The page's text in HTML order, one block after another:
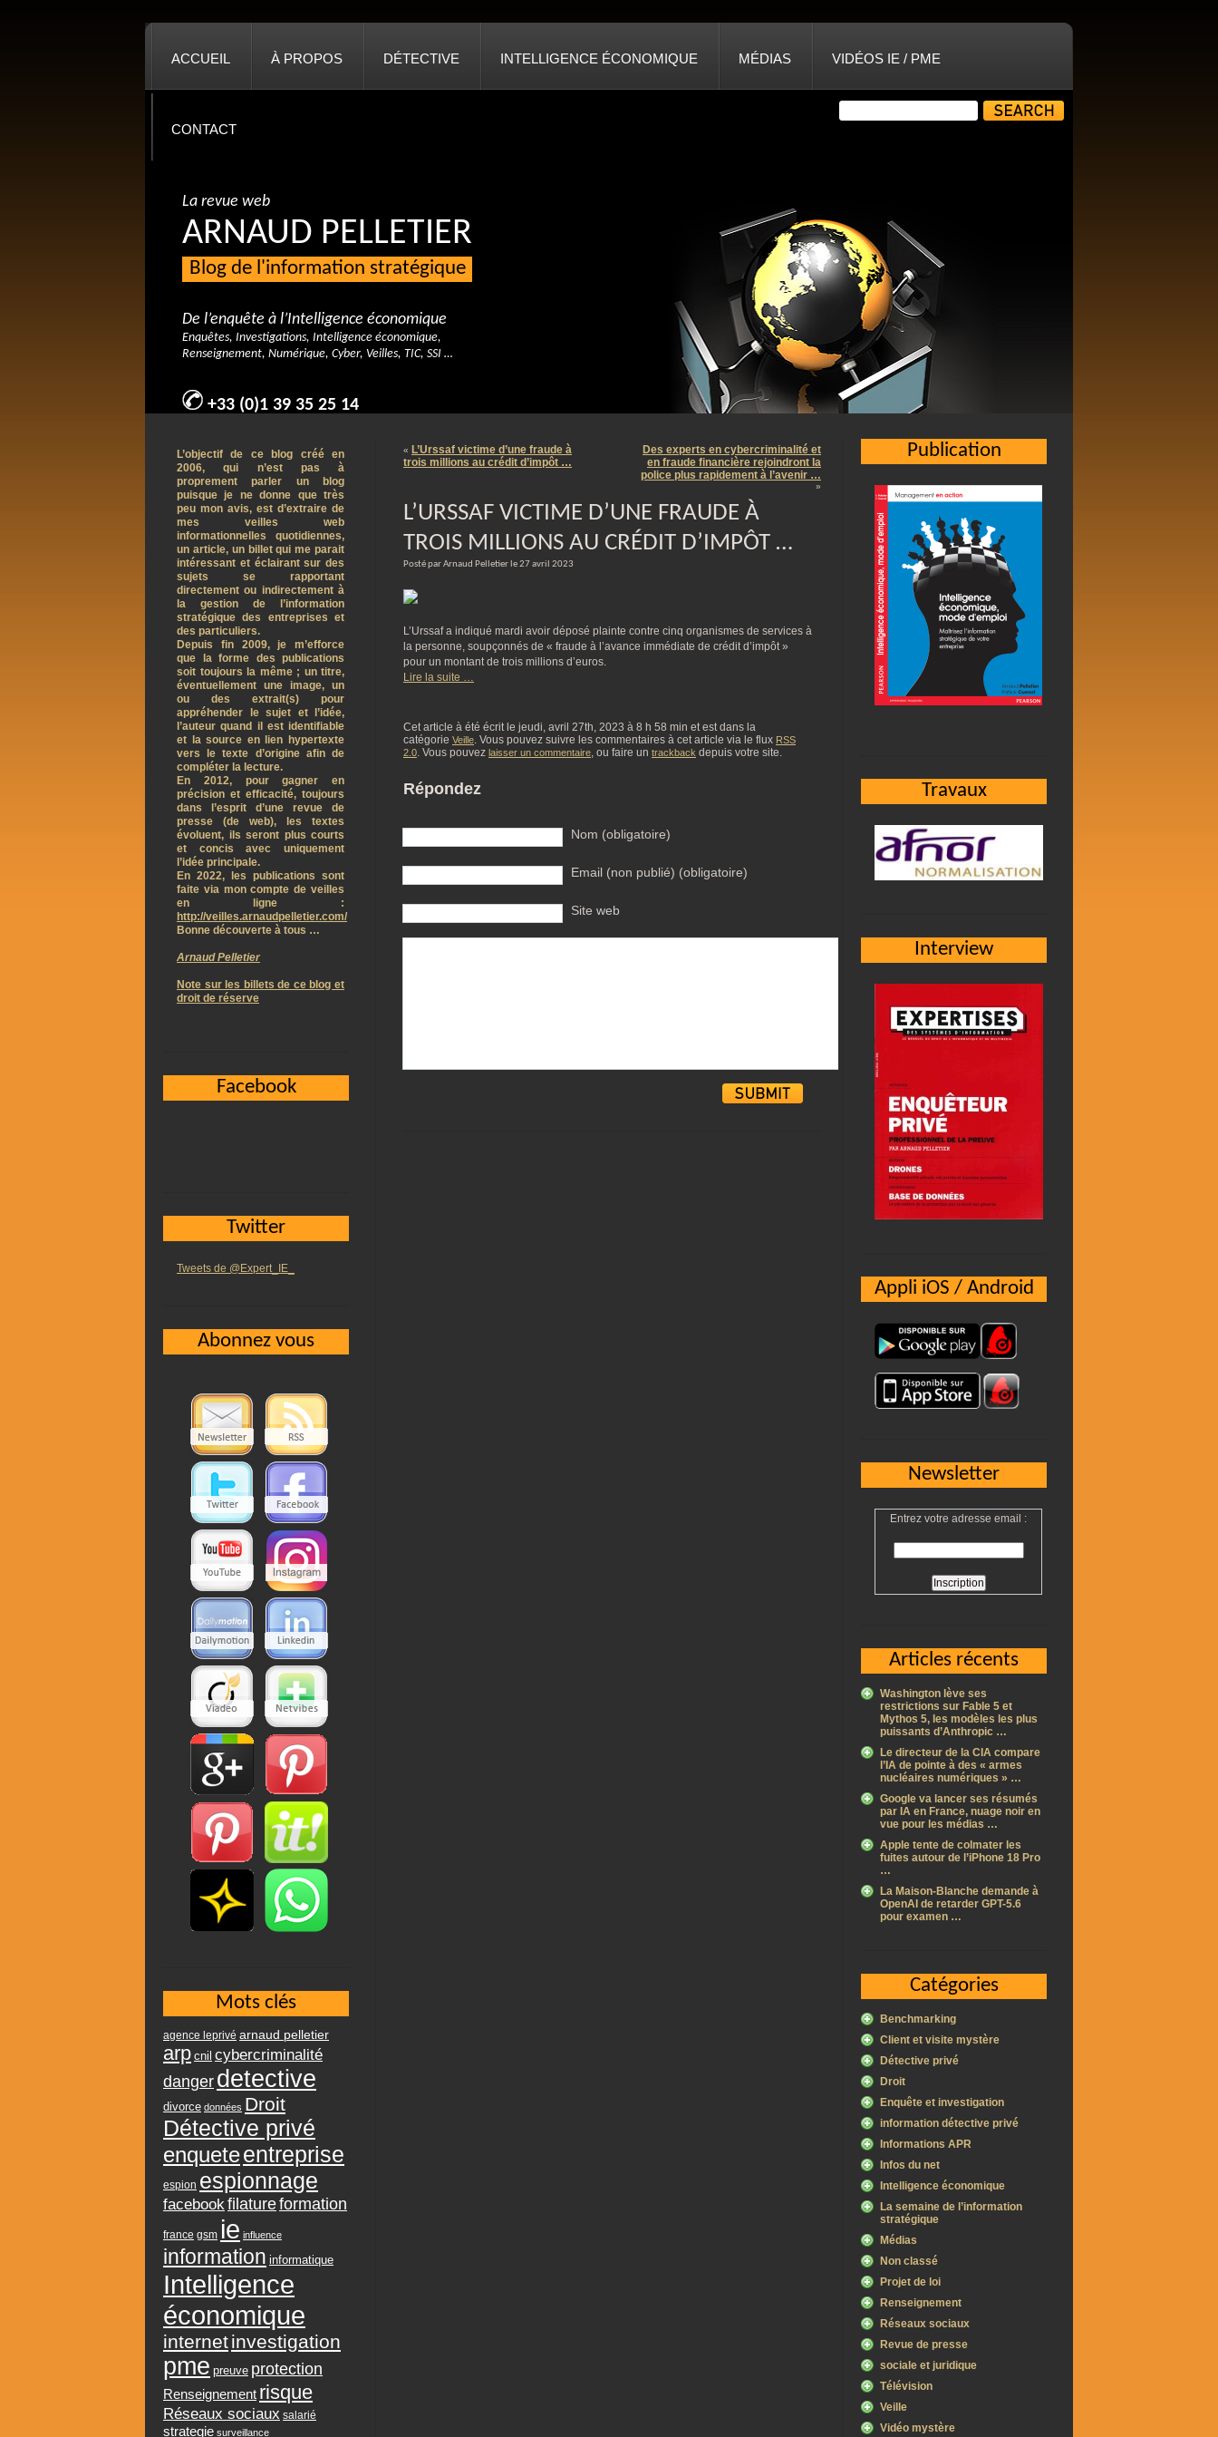
ACCUEIL À PROPOS DÉTECTIVE INTELLIGENCE ÉCONOMIQUE MÉDIAS VIDÉOS IE / PME
CONTACT
La revue web
ARNAUD PELLETIER
Blog de l'information stratégique
De l’enquête à l’Intelligence économique
Enquêtes, Investigations, Intelligence économique,
Renseignement, Numérique, Cyber, Veilles, TIC, SSI …
+33 (0)1 39 35 25 14
« L’Urssaf victime d’une fraude à
trois millions au crédit d’impôt …
Des experts en cybercriminalité et
en fraude financière rejoindront la
police plus rapidement à l’avenir …
»
L’URSSAF VICTIME D’UNE FRAUDE À
TROIS MILLIONS AU CRÉDIT D’IMPÔT …
Posté par Arnaud Pelletier le 27 avril 2023
L’Urssaf a indiqué mardi avoir déposé plainte contre cinq organismes de services à
la personne, soupçonnés de « fraude à l’avance immédiate de crédit d’impôt »
pour un montant de trois millions d’euros.
Lire la suite …
Cet article à été écrit le jeudi, avril 27th, 2023 à 8 h 58 min et est dans la
catégorie Veille. Vous pouvez suivre les commentaires à cet article via le flux RSS
2.0. Vous pouvez laisser un commentaire, ou faire un trackback depuis votre site.
Répondez
Nom (obligatoire)
Email (non publié) (obligatoire)
Site web
Publication
Travaux
Interview
Appli iOS / Android
Newsletter
Entrez votre adresse email :
Articles récents
Washington lève ses
restrictions sur Fable 5 et
Mythos 5, les modèles les plus
puissants d’Anthropic …
Le directeur de la CIA compare
l’IA de pointe à des « armes
nucléaires numériques » …
Google va lancer ses résumés
par IA en France, nuage noir en
vue pour les médias …
Apple tente de colmater les
fuites autour de l’iPhone 18 Pro
…
La Maison-Blanche demande à
OpenAI de retarder GPT-5.6
pour examen …
Catégories
Benchmarking
Client et visite mystère
Détective privé
Droit
Enquête et investigation
information détective privé
Informations APR
Infos du net
Intelligence économique
La semaine de l’information
stratégique
Médias
Non classé
Projet de loi
Renseignement
Réseaux sociaux
Revue de presse
sociale et juridique
Télévision
Veille
Vidéo mystère
L’objectif de ce blog créé en
2006, qui n’est pas à
proprement parler un blog
puisque je ne donne que très
peu mon avis, est d’extraire de
mes veilles web
informationnelles quotidiennes,
un article, un billet qui me parait
intéressant et éclairant sur des
sujets se rapportant
directement ou indirectement à
la gestion de l’information
stratégique des entreprises et
des particuliers.
Depuis fin 2009, je m’efforce
que la forme des publications
soit toujours la même ; un titre,
éventuellement une image, un
ou des extrait(s) pour
appréhender le sujet et l’idée,
l’auteur quand il est identifiable
et la source en lien hypertexte
vers le texte d’origine afin de
compléter la lecture.
En 2012, pour gagner en
précision et efficacité, toujours
dans l’esprit d’une revue de
presse (de web), les textes
évoluent, ils seront plus courts
et concis avec uniquement
l’idée principale.
En 2022, les publications sont
faite via mon compte de veilles
en ligne :
http://veilles.arnaudpelletier.com/
Bonne découverte à tous …
Arnaud Pelletier
Note sur les billets de ce blog et
droit de réserve
Facebook
Twitter
Tweets de @Expert_IE_
Abonnez vous
Mots clés
agence leprivé arnaud pelletier
arp cnil cybercriminalité
danger detective
divorce données Droit
Détective privé
enqueteentreprise
espion espionnage
facebookfilatureformation
france gsm ie influence
information informatique
Intelligence
économique
internetinvestigation
pme preuve protection
Renseignement risque
Réseaux sociaux salarié
strategie surveillance